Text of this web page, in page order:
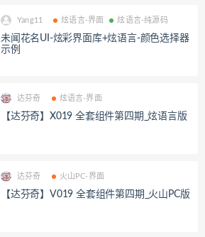
Yang11 炫语言-界面 炫语言-纯源码
未闻花名UI-炫彩界面库+炫语言-颜色选择器
示例
达芬奇 炫语言-界面
【达芬奇】X019 全套组件第四期_炫语言版
达芬奇 火山PC-界面
【达芬奇】V019 全套组件第四期_火山PC版